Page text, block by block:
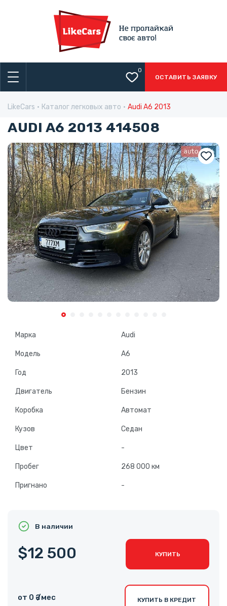
0
ОСТАВИТЬ ЗАЯВКУ
LikeCars Каталог легковых авто Audi A6 2013
AUDI A6 2013 414508
Марка Audi
Модель A6
Год 2013
Двигатель Бензин
Коробка Автомат
Кузов Седан
Цвет -
Пробег 268 000 км
Пригнано -
В наличии
$12 500 КУПИТЬ
от 0 ₴ /мес КУПИТЬ В КРЕДИТ